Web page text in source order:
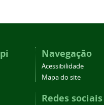
Navegação
Acessibilidade
Mapa do site
Redes sociais